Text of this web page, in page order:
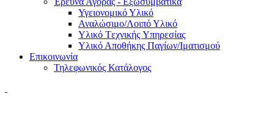
Υγειονομικό Υλικό
Αναλώσιμο/Λοιπό Υλικό
Υλικό Tεχνικής Yπηρεσίας
Υλικό Αποθήκης Παγίων/Ιματισμού
Επικοινωνία
Τηλεφωνικός Κατάλογος